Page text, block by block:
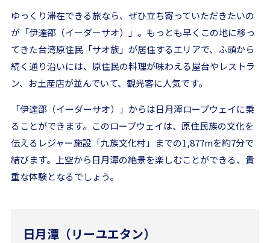
ゆっくり滞在できる旅なら、ぜひ立ち寄っていただきたいの
が「伊達邵（イーダーサオ）」。もっとも早くこの地に移っ
てきた台湾原住民「サオ族」が居住するエリアで、ふ頭から
続く通り沿いには、原住民の料理が味わえる屋台やレストラ
ン、お土産店が並んでいて、観光客に人気です。
「伊達邵（イーダーサオ）」からは日月潭ロープウェイに乗
ることができます。このロープウェイは、原住民族の文化を
伝えるレジャー施設「九族文化村」までの1,877mを約7分で
結びます。上空から日月潭の絶景を楽しむことができる、貴
重な体験となるでしょう。
日月潭（リーユエタン）